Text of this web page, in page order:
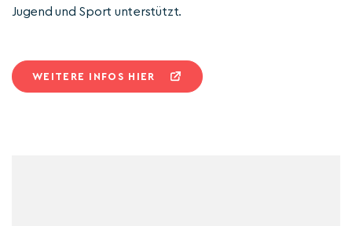
Jugend und Sport unterstützt.
WEITERE INFOS HIER